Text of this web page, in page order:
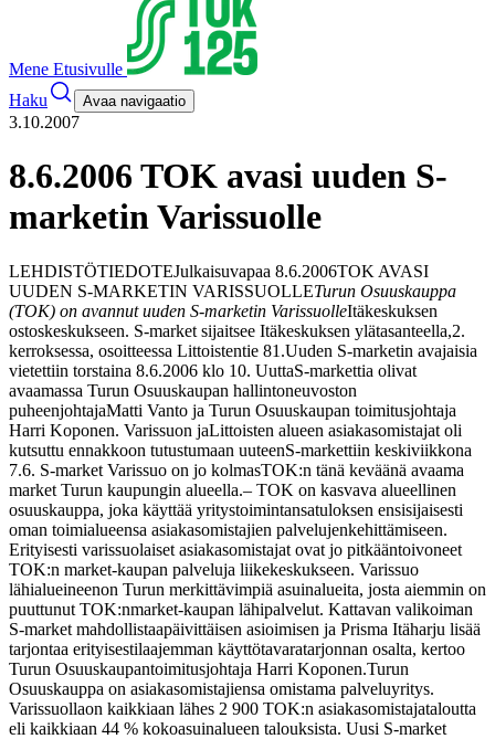
Mene Etusivulle
Haku
Avaa navigaatio
3.10.2007
8.6.2006 TOK avasi uuden S-
marketin Varissuolle
LEHDISTÖTIEDOTEJulkaisuvapaa 8.6.2006TOK AVASI
UUDEN S-MARKETIN VARISSUOLLETurun Osuuskauppa
(TOK) on avannut uuden S-marketin VarissuolleItäkeskuksen
ostoskeskukseen. S-market sijaitsee Itäkeskuksen ylätasanteella,2.
kerroksessa, osoitteessa Littoistentie 81.Uuden S-marketin avajaisia
vietettiin torstaina 8.6.2006 klo 10. UuttaS-markettia olivat
avaamassa Turun Osuuskaupan hallintoneuvoston
puheenjohtajaMatti Vanto ja Turun Osuuskaupan toimitusjohtaja
Harri Koponen. Varissuon jaLittoisten alueen asiakasomistajat oli
kutsuttu ennakkoon tutustumaan uuteenS-markettiin keskiviikkona
7.6. S-market Varissuo on jo kolmasTOK:n tänä keväänä avaama
market Turun kaupungin alueella.– TOK on kasvava alueellinen
osuuskauppa, joka käyttää yritystoimintansatuloksen ensisijaisesti
oman toimialueensa asiakasomistajien palvelujenkehittämiseen.
Erityisesti varissuolaiset asiakasomistajat ovat jo pitkääntoivoneet
TOK:n market-kaupan palveluja liikekeskukseen. Varissuo
lähialueineenon Turun merkittävimpiä asuinalueita, josta aiemmin on
puuttunut TOK:nmarket-kaupan lähipalvelut. Kattavan valikoiman
S-market mahdollistaapäivittäisen asioimisen ja Prisma Itäharju lisää
tarjontaa erityisestilaajemman käyttötavaratarjonnan osalta, kertoo
Turun Osuuskaupantoimitusjohtaja Harri Koponen.Turun
Osuuskauppa on asiakasomistajiensa omistama palveluyritys.
Varissuollaon kaikkiaan lähes 2 900 TOK:n asiakasomistajataloutta
eli kaikkiaan 44 % kokoasuinalueen talouksista. Uusi S-market